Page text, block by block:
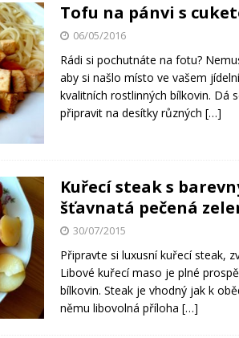
Tofu na pánvi s
06/05/2016
Rádi si pochutnáte na fotu?
aby si našlo místo ve vašem
kvalitních rostlinných bílkovin. Dá
připravit na desítky různých […]
Kuřecí steak s
šťavnatá pečená
30/07/2015
Připravte si luxusní kuřecí steak,
Libové kuřecí maso je plné
bílkovin. Steak je vhodný jak k
němu libovolná příloha […]